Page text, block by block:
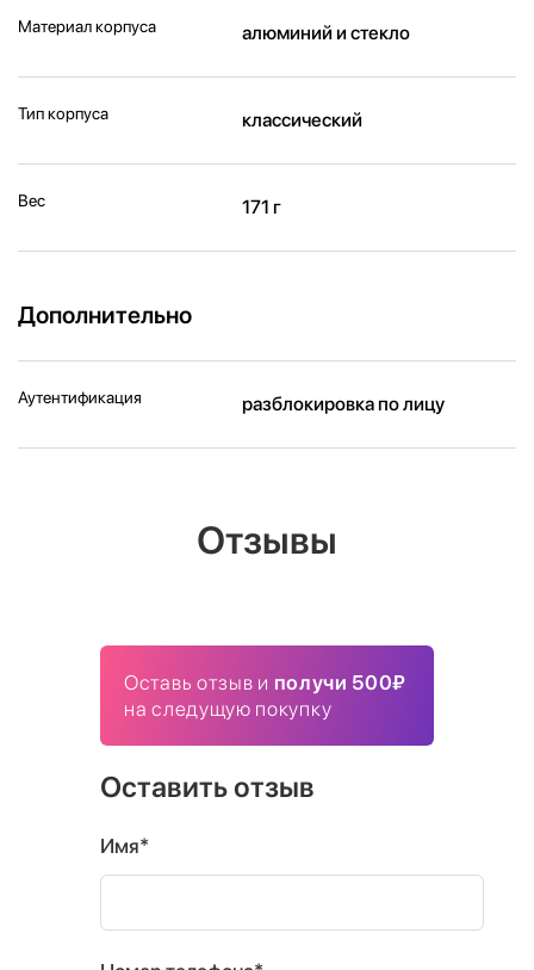
Материал корпуса алюминий и стекло
Тип корпуса классический
Вес 171 г
Дополнительно
Аутентификация разблокировка по лицу
Отзывы
Оставь отзыв и получи 500₽
на следущую покупку
Оставить отзыв
Имя*